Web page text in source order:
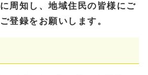
周知し、地域住民の皆様にご
登録をお願いします。